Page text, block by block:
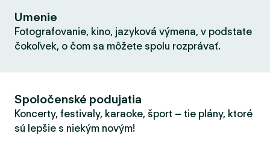
Umenie
Fotografovanie, kino, jazyková výmena, v podstate
čokoľvek, o čom sa môžete spolu rozprávať.
Spoločenské podujatia
Koncerty, festivaly, karaoke, šport – tie plány, ktoré
sú lepšie s niekým novým!